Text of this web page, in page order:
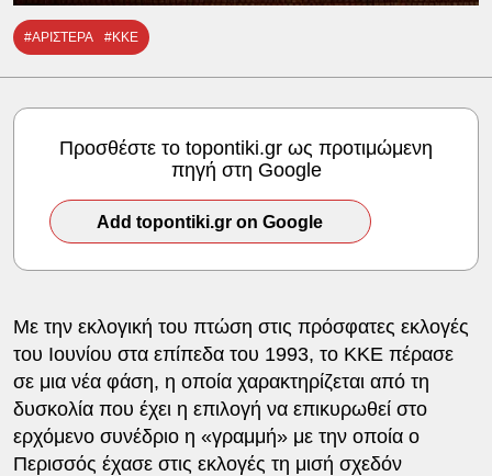
#ΑΡΙΣΤΕΡΑ #ΚΚΕ
Προσθέστε το topontiki.gr ως προτιμώμενη
πηγή στη Google
Add topontiki.gr on Google
Με την εκλογική του πτώση στις πρόσφατες εκλογές
του Ιουνίου στα επίπεδα του 1993, το ΚΚΕ πέρασε
σε μια νέα φάση, η οποία χαρακτηρίζεται από τη
δυσκολία που έχει η επιλογή να επικυρωθεί στο
ερχόμενο συνέδριο η «γραμμή» με την οποία ο
Περισσός έχασε στις εκλογές τη μισή σχεδόν